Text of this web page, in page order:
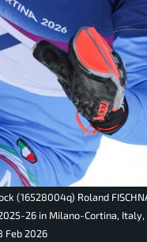
(16528004q) Roland
26 in Milano-Cortina,
Feb 2026